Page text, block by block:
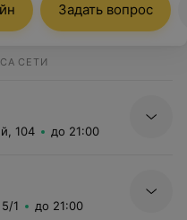
Задать вопрос
СЕТИ
104 до 21:00
1 до 21:00